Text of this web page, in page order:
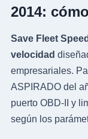
2014:
Save Fleet
velocidad
empresariales.
ASPIRADO del
puerto OBD-II y
según los